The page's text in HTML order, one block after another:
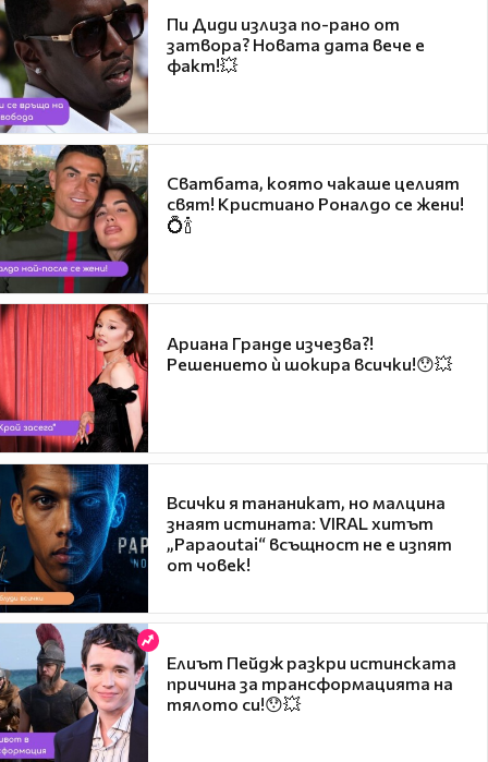
Пи Диди излиза по-рано от
затвора? Новата дата вече е
факт!💥
Сватбата, която чакаше целият
свят! Кристиано Роналдо се жени!
💍🍾
Ариана Гранде изчезва?!
Решението ѝ шокира всички!😯💥
Всички я тананикат, но малцина
знаят истината: VIRAL хитът
„Papaoutai“ всъщност не е изпят
от човек!
Елиът Пейдж разкри истинската
причина за трансформацията на
тялото си!😯💥